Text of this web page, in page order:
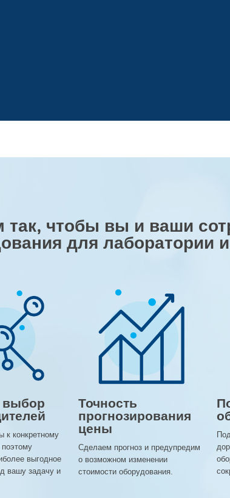
так, чтобы вы и ваши
для лаборатории
к конкретному
выгодное
вашу задачу и
Точность
прогнозирования
цены
Сделаем прогноз и предупредим
о возможном изменении
стоимости оборудования.